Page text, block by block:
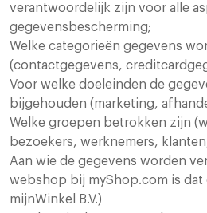
verantwoordelijk zijn voor alle
gegevensbescherming;
Welke categorieën gegevens
(contactgegevens,
Voor welke doeleinden de
bijgehouden (marketing,
Welke groepen betrokken zijn
bezoekers, werknemers,
Aan wie de gegevens worden
webshop bij myShop.com is dat
mijnWinkel B.V.)